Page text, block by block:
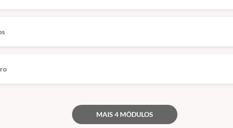
MAIS 4 MÓDULOS